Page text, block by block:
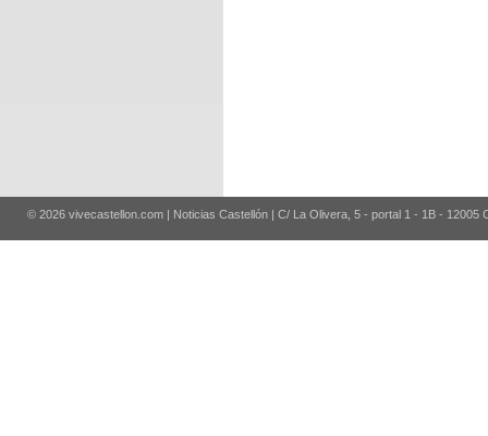
© 2026 vivecastellon.com | Noticias Castellón | C/ La Olivera, 5 - portal 1 - 1B - 12005